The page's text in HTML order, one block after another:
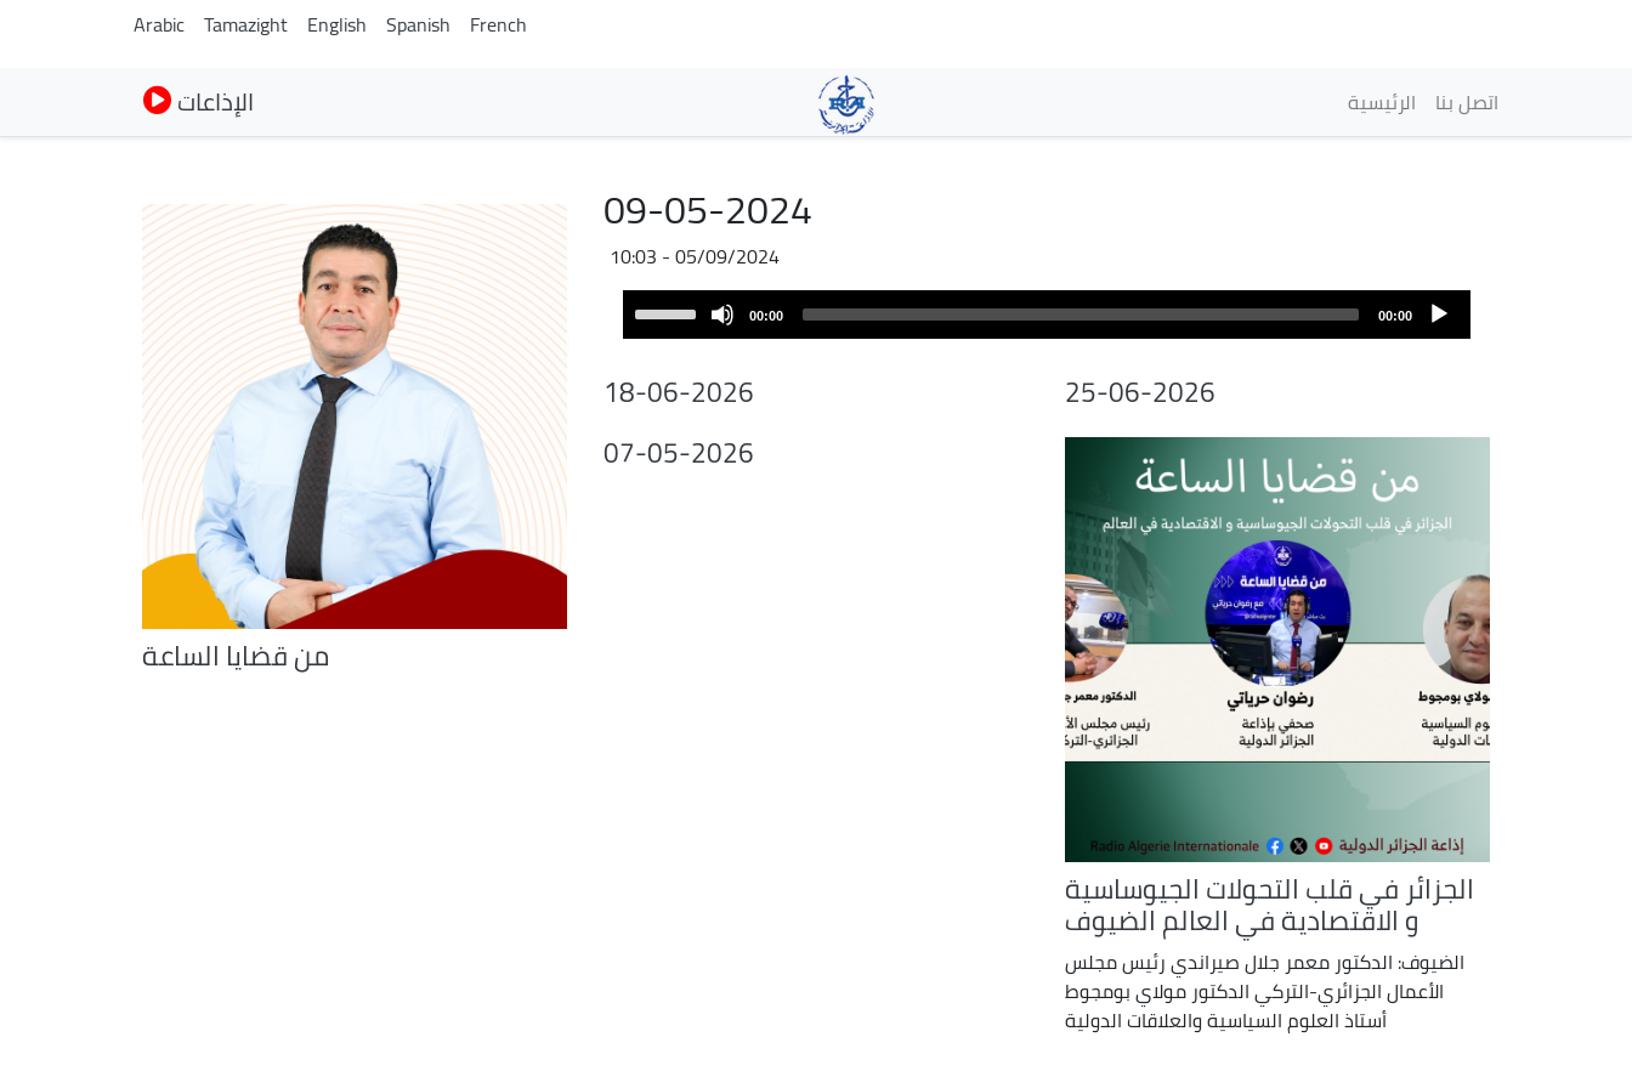
main
content
Arabic Tamazight English Spanish French
الإذاعات Main navigation
الرئيسية اتصل بنا
09-05-2024
05/09/2024 - 10:03
Player
00:00
00:00
Up/Down
keys
increase
decrease
25-06-2026
18-06-2026
الجزائر في قلب التحولات الجيوساسية
و الاقتصادية في العالم الضيوف
الضيوف: الدكتور معمر جلال صيراندي رئيس مجلس
الأعمال الجزائري-التركي الدكتور مولاي بومجوط
أستاذ العلوم السياسية والعلاقات الدولية
07-05-2026
من قضايا الساعة